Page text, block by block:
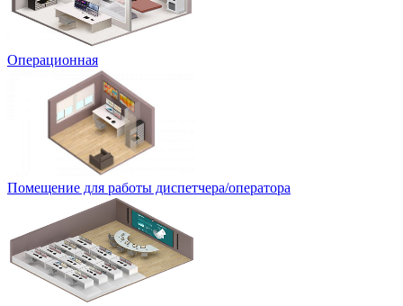
Операционная
Помещение для работы диспетчера/оператора